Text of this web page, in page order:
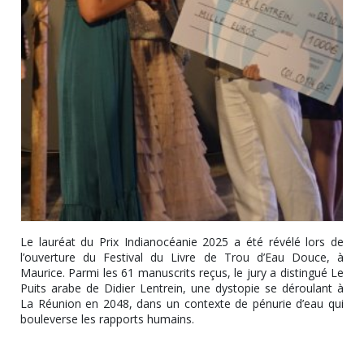
Le lauréat du Prix Indianocéanie 2025 a été révélé lors de
l’ouverture du Festival du Livre de Trou d’Eau Douce, à
Maurice. Parmi les 61 manuscrits reçus, le jury a distingué Le
Puits arabe de Didier Lentrein, une dystopie se déroulant à
La Réunion en 2048, dans un contexte de pénurie d’eau qui
bouleverse les rapports humains.